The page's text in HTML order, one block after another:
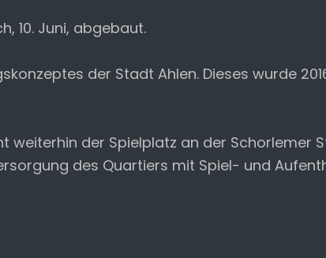
10. Juni, abgebaut.
der Stadt Ahlen. Dieses wurde
weiterhin der Spielplatz an der Schorlemer
des Quartiers mit Spiel- und